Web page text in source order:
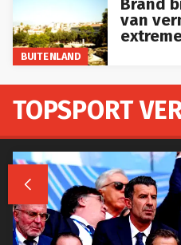
BUITENLAND
van
TOPSPORT
